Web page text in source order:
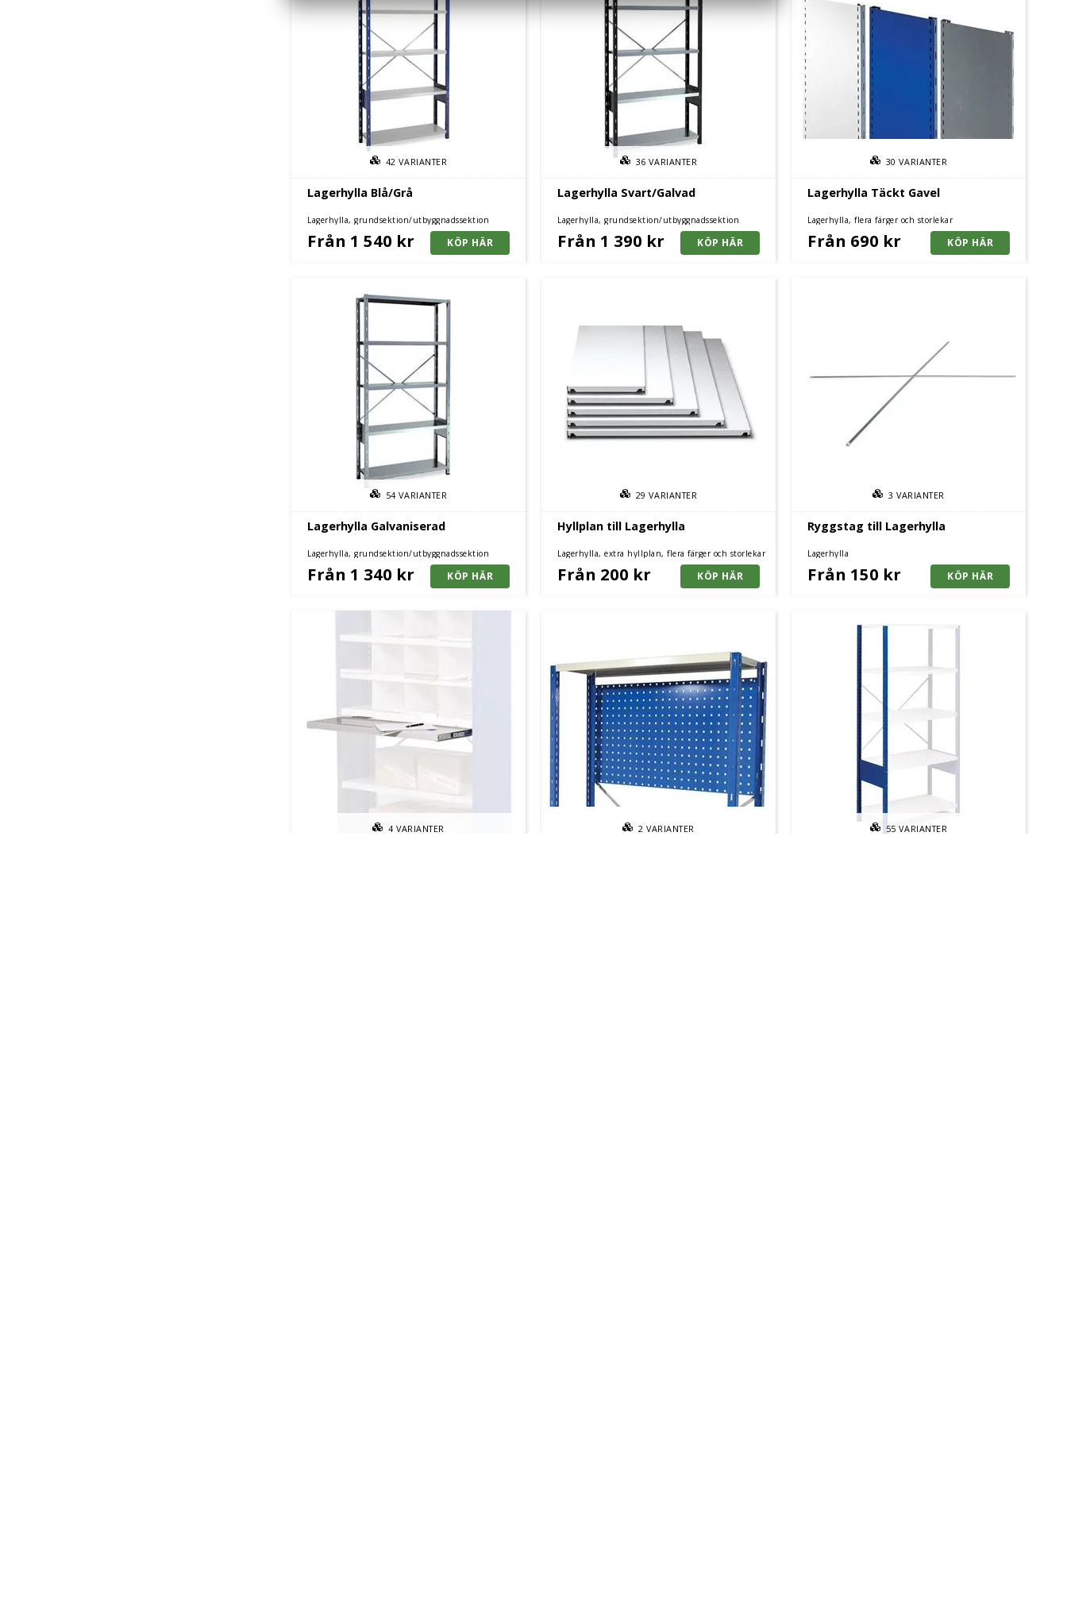
Lagerhylla Blå/Grå
Lagerhylla, grundsektion/utbyggnadssektion
42VARIANTER
Från 1 540 kr
Lagerhylla Svart/Galvad
Lagerhylla, grundsektion/utbyggnadssektion
36VARIANTER
Från 1 390 kr
Lagerhylla Täckt Gavel
Lagerhylla, flera färger och storlekar
30VARIANTER
Från 690 kr
Lagerhylla Galvaniserad
Lagerhylla, grundsektion/utbyggnadssektion
54VARIANTER
Från 1 340 kr
Hyllplan till Lagerhylla
Lagerhylla, extra hyllplan, flera färger och storlekar
29VARIANTER
Från 200 kr
Ryggstag till Lagerhylla
Lagerhylla
3VARIANTER
Från 150 kr
4VARIANTER 2VARIANTER 55VARIANTER